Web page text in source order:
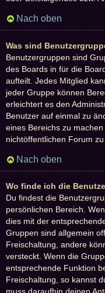
Nach oben
Was sind
Benutzergruppen sind
des Boards in für die
aufteilt. Jedes Mitglied
jeder Gruppe können
erleichtert es den
Benutzer auf einmal zu
eines Bereichs zu
nichtöffentlichen Forum zu
Nach oben
Wo finde ich die
Du findest die
persönlichen Bereich.
dies mit der
Gruppen sind allgemein
Freischaltung, andere
versteckt. Wenn die
entsprechende Funktion
Freischaltung, so kannst